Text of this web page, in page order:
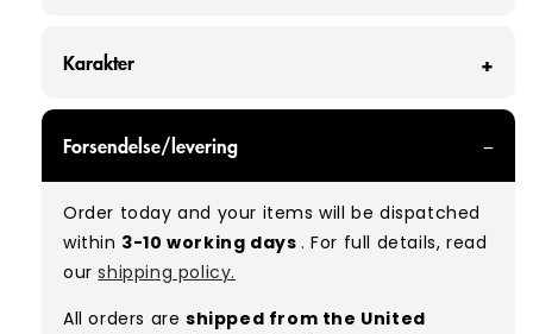
Karakter
you can expect a mix of items in great and
good condition. Some will be defect-free, while
others will show signs of wear. There is no set
ratio between Grade A and Grade B items
included in our bales due to the nature of
used/vintage clothing.
Forsendelse/levering
Order today and your items will be dispatched
within 3-10 working days. For full details, read
ourshipping policy.
All orders are shipped from the United